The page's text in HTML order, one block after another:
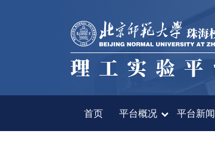
首页 平台概况 平台新闻